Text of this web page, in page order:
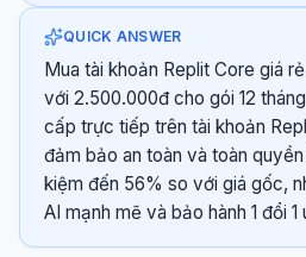
QUICK ANSWER
Mua tài khoản Replit Core giá
với 2.500.000đ cho gói 12
cấp trực tiếp trên tài khoản
đảm bảo an toàn và toàn
kiệm đến 56% so với giá gốc,
AI mạnh mẽ và bảo hành 1 đổi 1